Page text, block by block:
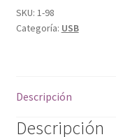
SKU: 1-98
Categoría: USB
Descripción
Descripción